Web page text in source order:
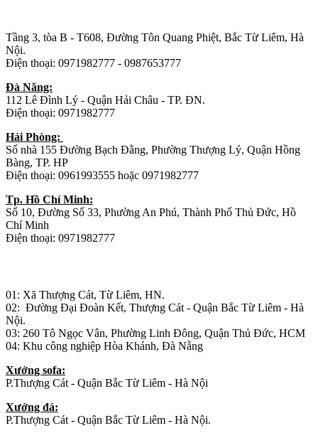
Tầng 3, tòa B - T608, Đường Tôn Quang Phiệt, Bắc Từ Liêm, Hà
Nội.
Điện thoại: 0971982777 - 0987653777
Đà Năng:
112 Lê Đình Lý - Quận Hải Châu - TP. ĐN.
Điện thoại: 0971982777
Hải Phòng:
Số nhà 155 Đường Bạch Đằng, Phường Thượng Lý, Quận Hồng
Bàng, TP. HP
Điện thoại: 0961993555 hoặc 0971982777
Tp. Hồ Chí Minh:
Số 10, Đường Số 33, Phường An Phú, Thành Phố Thủ Đức, Hồ
Chí Minh
Điện thoại: 0971982777
01: Xã Thượng Cát, Từ Liêm, HN.
02: Đường Đại Đoàn Kết, Thượng Cát - Quận Bắc Từ Liêm - Hà
Nội.
03: 260 Tô Ngọc Vân, Phường Linh Đông, Quận Thủ Đức, HCM
04: Khu công nghiệp Hòa Khánh, Đà Nẵng
Xưởng sofa:
P.Thượng Cát - Quận Bắc Từ Liêm - Hà Nội
Xưởng đá:
P.Thượng Cát - Quận Bắc Từ Liêm - Hà Nội.